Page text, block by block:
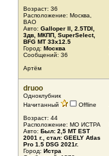
Возраст: 36
Расположение: Москва,
ВАО
Авто: Galloper II, 2.5TDI,
3дв, МКПП, SuperSelect,
BFG МT 33x12.5
Город: Москва
Сообщений: 36
Артём
druoo
Одноклубник
Начитанный
Offline
Возраст: 44
Расположение: МО ИСТРА
Авто: Был: 2,5 MT EST
2001 г., стал: GEELY Atlas
Pro 1.5 DSG 2021г.
Город: Истра